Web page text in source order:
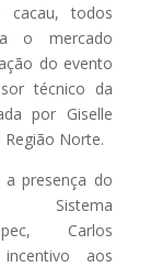
cacau, todos
o mercado
do evento
técnico da
por Giselle
Norte.
presença do
Carlos
aos